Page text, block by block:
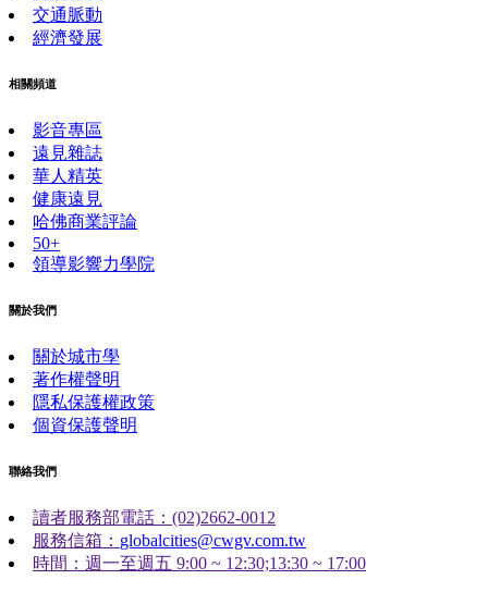
交通脈動
經濟發展
相關頻道
影音專區
遠見雜誌
華人精英
健康遠見
哈佛商業評論
50+
領導影響力學院
關於我們
關於城市學
著作權聲明
隱私保護權政策
個資保護聲明
聯絡我們
讀者服務部電話：(02)2662-0012
服務信箱： globalcities@cwgv.com.tw
時間：週一至週五 9:00 ~ 12:30;13:30 ~ 17:00